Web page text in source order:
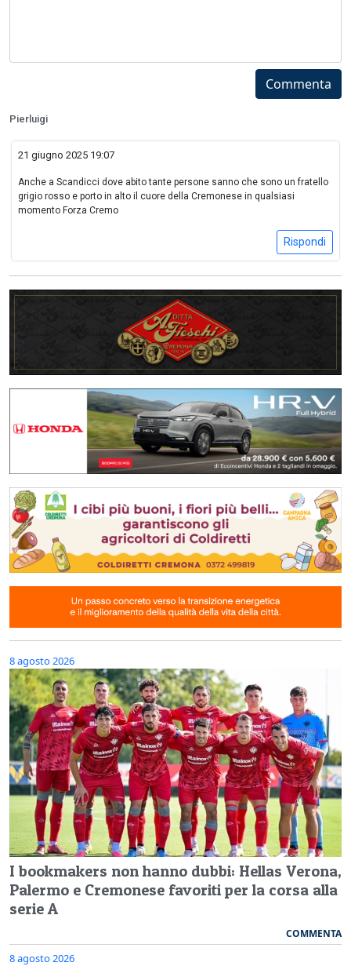
Commenta
Pierluigi
21 giugno 2025 19:07
Anche a Scandicci dove abito tante persone sanno che sono un fratello
grigio rosso e porto in alto il cuore della Cremonese in qualsiasi
momento Forza Cremo
Rispondi
8 agosto 2026
I bookmakers non hanno dubbi: Hellas Verona,
Palermo e Cremonese favoriti per la corsa alla
serie A
COMMENTA
8 agosto 2026